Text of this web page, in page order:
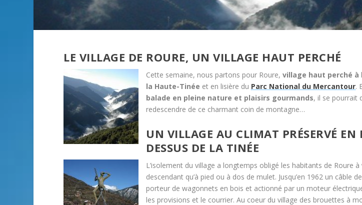
LE VILLAGE DE ROURE, UN VILLAGE HAUT PERCHÉ
Cette semaine, nous partons pour Roure,village haut perché à
la Haute-Tinée et en lisière du Parc National du Mercantour.
balade en pleine nature et plaisirs gourmands, il se pourrait
redescendre de ce charmant coin de montagne…
UN VILLAGE AU CLIMAT PRÉSERVÉ
DESSUS DE LA TINÉE
L’isolement du village a longtemps obligé les habitants de Roure
descendant qu’à pied ou à dos de mulet. Jusqu’en 1962 un câble
porteur de wagonnets en bois et actionné par un moteur
les provisions et le courrier. Au coeur du village des brouettes à